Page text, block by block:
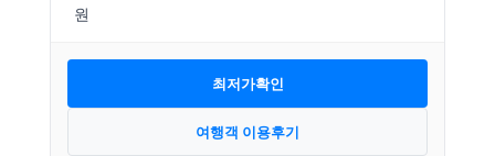
최저가확인
여행객 이용후기